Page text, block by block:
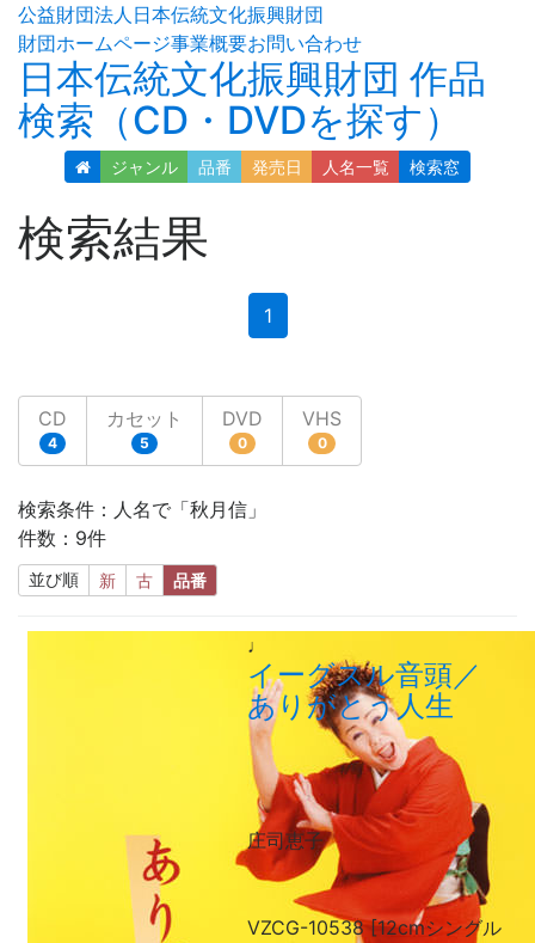
公益財団法人日本伝統文化振興財団
財団ホームページ事業概要お問い合わせ
日本伝統文化振興財団 作品
検索（CD・DVDを探す）
ジャンル 品番 発売日 人名一覧 検索窓
検索結果
1(current)
CD
4
カセット
5
DVD
0
VHS
0
検索条件：人名で「秋月信」
件数：9件
並び順 新 古 品番
♩
イーグスル音頭／
ありがとう人生
庄司恵子
VZCG-10538 [12cmシングル